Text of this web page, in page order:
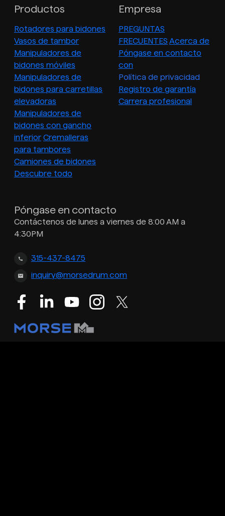
Productos
Rotadores para bidones
Vasos de tambor
Manipuladores de
bidones móviles
Manipuladores de
bidones para carretillas
elevadoras
Manipuladores de
bidones con gancho
inferior Cremalleras
para tambores
Camiones de bidones
Descubre todo
Empresa
PREGUNTAS
FRECUENTES Acerca de
Póngase en contacto
con
Política de privacidad
Registro de garantía
Carrera profesional
Póngase en contacto
Contáctenos de lunes a viernes de 8:00 AM a
4:30PM
315-437-8475
inquiry@morsedrum.com